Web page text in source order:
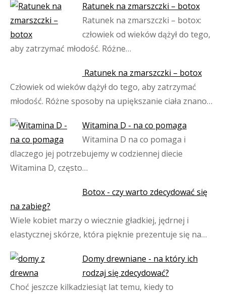
Ratunek na zmarszczki – botox
Ratunek na zmarszczki – botox:
człowiek od wieków dążył do tego,
aby zatrzymać młodość. Różne…
Ratunek na zmarszczki – botox
Człowiek od wieków dążył do tego, aby zatrzymać
młodość. Różne sposoby na upiększanie ciała znano…
Witamina D - na co pomaga
Witamina D na co pomaga i
dlaczego jej potrzebujemy w codziennej diecie
Witamina D, często…
Botox - czy warto zdecydować się
na zabieg?
Wiele kobiet marzy o wiecznie gładkiej, jędrnej i
elastycznej skórze, która pięknie prezentuje się na…
Domy drewniane - na który ich
rodzaj się zdecydować?
Choć jeszcze kilkadziesiąt lat temu, kiedy to